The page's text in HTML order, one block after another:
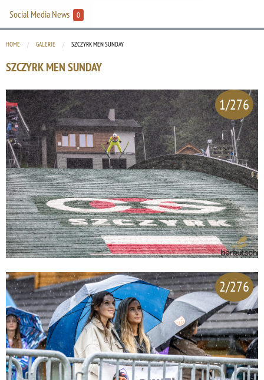
Social Media News
0
HOME GALERIE CURRENT:
SZCZYRK MEN SUNDAY
SZCZYRK MEN SUNDAY
1/276
2/276